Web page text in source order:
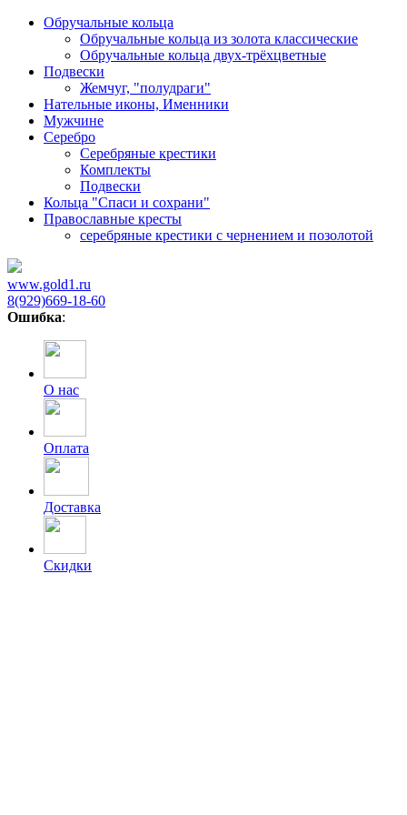
Обручальные кольца
Обручальные кольца из золота классические
Обручальные кольца двух-трёхцветные
Подвески
Жемчуг, "полудраги"
Нательные иконы, Именники
Мужчине
Серебро
Серебряные крестики
Комплекты
Подвески
Кольца "Спаси и сохрани"
Православные кресты
cеребряные крестики с чернением и позолотой
www.gold1.ru
8(929)669-18-60
Ошибка:
О нас
Оплата
Доставка
Скидки